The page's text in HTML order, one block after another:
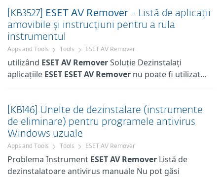
[KB3527] ESET AV Remover - Listă de aplicații
amovibile și instrucțiuni pentru a rula
instrumentul
Apps and Tools Tools ESET AV Remover
utilizând ESETAV RemoverSoluție Dezinstalați
aplicațiile ESET ESETAV Remover nu poate fi utilizat...
[KB146] Unelte de dezinstalare (instrumente
de eliminare) pentru programele antivirus
Windows uzuale
Apps and Tools Tools ESET AV Remover
Problema Instrument ESETAV Remover Listă de
dezinstalatoare antivirus manuale Nu pot găsi